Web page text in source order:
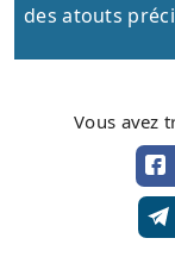
des atouts
Vous avez